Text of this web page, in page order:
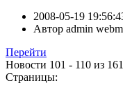
2008-05-19
Автор admin
Перейти
Новости 101 - 110 из 161
Страницы: